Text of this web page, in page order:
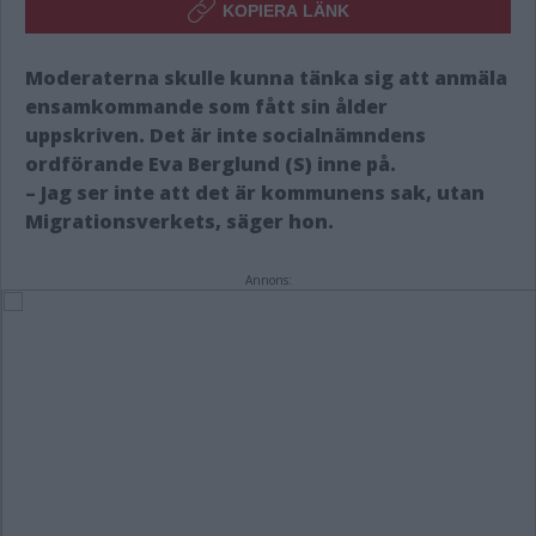
KOPIERA LÄNK
Moderaterna skulle kunna tänka sig att anmäla
ensamkommande som fått sin ålder
uppskriven. Det är inte socialnämndens
ordförande Eva Berglund (S) inne på.
– Jag ser inte att det är kommunens sak, utan
Migrationsverkets, säger hon.
Annons: